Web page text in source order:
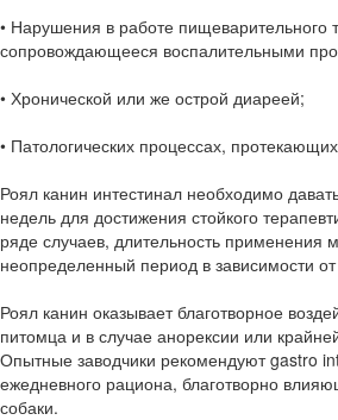
• Нарушения в работе пищеварительного
сопровождающееся воспалительными
• Хронической или же острой диареей;
• Патологических процессах,
Роял канин интестинал необходимо
недель для достижения стойкого
ряде случаев, длительность применения
неопределенный период в зависимости
Роял канин оказывает благотворное
питомца и в случае анорексии или
Опытные заводчики рекомендуют gastro
ежедневного рациона, благотворно
собаки.